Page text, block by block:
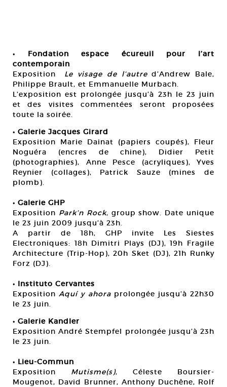
• Fondation espace écureuil pour l’art
contemporain
Exposition Le visage de l’autred’Andrew Bale,
Philippe Brault, et Emmanuelle Murbach.
L’exposition est prolongée jusqu’à 23h le 23 juin
et des visites commentées seront proposées
toute la soirée.
• Galerie Jacques Girard
Exposition Marie Dainat (papiers coupés), Fleur
Noguéra (encres de chine), Didier Petit
(photographies), Anne Pesce (acryliques), Yves
Reynier (collages), Patrick Sauze (mines de
plomb).
• Galerie GHP
Exposition Park’n Rock, group show. Date unique
le 23 juin 2009 jusqu’à 23h.
A partir de 18h, GHP invite Les Siestes
Electroniques: 18h Dimitri Plays (DJ), 19h Fragile
Architecture (Trip-Hop), 20h Sket (DJ), 21h Runky
Forz (DJ).
• Instituto Cervantes
ExpositionAquí y ahoraprolongée jusqu’à 22h30
le 23 juin.
• Galerie Kandler
Exposition André Stempfel prolongée jusqu’à 23h
le 23 juin.
• Lieu-Commun
Exposition Mutisme(s), Céleste Boursier-
Mougenot, David Brunner, Anthony Duchêne, Rolf